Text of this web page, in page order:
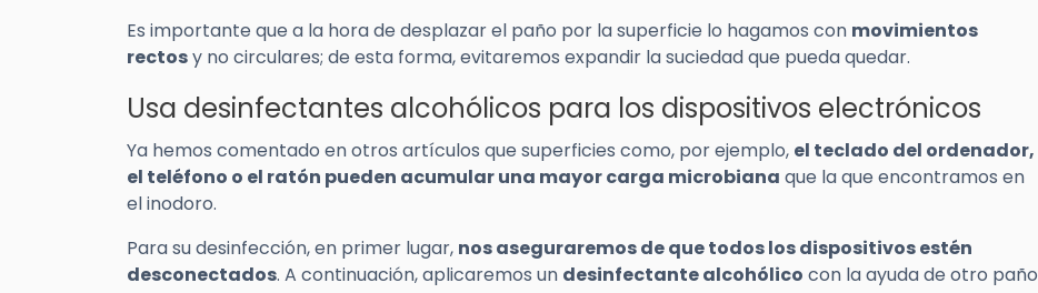
Es importante que a la hora de desplazar el paño por la superficie lo hagamos con movimientos
rectosy no circulares; de esta forma, evitaremos expandir la suciedad que pueda quedar.
Usa desinfectantes alcohólicos para los dispositivos electrónicos
Ya hemos comentado en otros artículos que superficies como, por ejemplo, el teclado del ordenador,
el teléfono o el ratón pueden acumular una mayor carga microbiana que la que encontramos en
el inodoro.
Para su desinfección, en primer lugar, nos aseguraremos de que todos los dispositivos estén
desconectados. A continuación, aplicaremos un desinfectante alcohólico con la ayuda de otro paño